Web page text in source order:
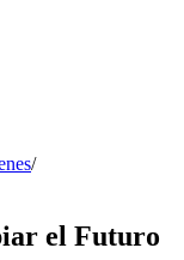
/
el Futuro